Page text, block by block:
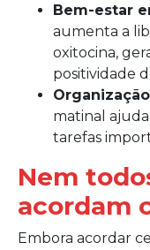
Bem-estar
aumenta a
oxitocina,
positividade
matinal
tarefas
Nem
acordam
Embora acordar